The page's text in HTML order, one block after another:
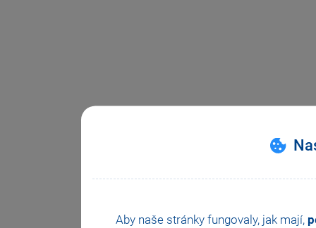
Aby naše stránky fungovaly, jak mají,